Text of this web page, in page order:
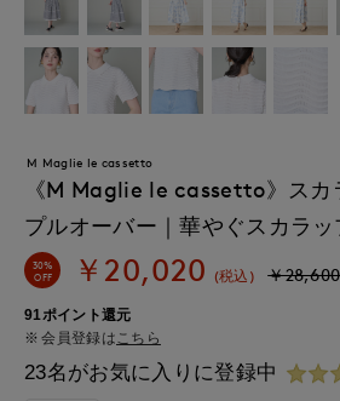
M Maglie le cassetto
《M Maglie le cassetto》スカ
プルオーバー｜華やぐスカラッ
30%
OFF
￥20,020 (税込) ￥
91ポイント還元
会員登録は こちら
23名がお気に入りに登録中